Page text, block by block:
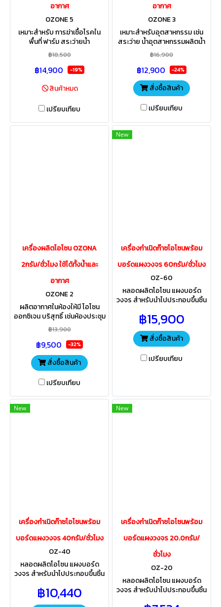
อากาศ
OZONE 5
เหมาะสำหรับ การฆ่าเชื้อโรคใน
พื้นที่ ฟาร์ม สระว่ายน้ำ
อุตสาหกรรมผลิตน้ำดื่ม
อุตสาหกรรมอาหาร เกษตร
แปรรูป โรงพยาบาล บำบัดน้ำเสีย
฿18,500
฿14,900 -19%
สินค้าหมด
เปรียบเทียบ
อากาศ
OZONE 3
เหมาะสำหรับอุตสาหกรรม เช่น
สระว่าย น้ำอุตสาหกรรมผลิตน้ำ
ดื่ม อุตสาหกรรมอาหาร เกษตร
แปรรูป อุตสาหกรรมซักอบรีด
ห้องแลป โรงพยาบาล
฿16,900
฿12,900 -24%
สั่งซื้อสินค้า
เปรียบเทียบ
เครื่องผลิตโอโซน OZONA
2กรัม/ชั่วโมง ใช้ได้ทั้งน้ำและ
อากาศ
OZONE 2
ผลิตอากาศในห้องให้มี โอโซน
ออกซิเจน บริสุทธิ์ เช่นห้องประชุม
ห้องนอน ห้องพัก อื่นๆ ผลิตน้ำให้มี
โอโซน ออกซิเจน บริสุทธิ์ ระบบ
บำบัดน้ำ
฿13,900
฿9,500 -32%
สั่งซื้อสินค้า
เปรียบเทียบ
New
เครื่องกำเนิดก๊าซโอโซนพร้อม
บอร์ดแผงวงจร 60กรัม/ชั่วโมง
OZ-60
หลอดผลิตโอโซน แผงบอร์ด
วงจร สำหรับนำไปประกอบขึ้นชิ้น
สระว่ายน้ำอากาศฆ่าเชื้อโรคในน้ำ
ในพื้นที่นั้นๆ
฿15,900
สั่งซื้อสินค้า
เปรียบเทียบ
New
เครื่องกำเนิดก๊าซโอโซนพร้อม
บอร์ดแผงวงจร 40กรัม/ชั่วโมง
OZ-40
หลอดผลิตโอโซน แผงบอร์ด
วงจร สำหรับนำไปประกอบขึ้นชิ้น
สระว่ายน้ำอากาศฆ่าเชื้อโรคในน้ำ
ในพื้นที่นั้นๆ
฿10,440
New
เครื่องกำเนิดก๊าซโอโซนพร้อม
บอร์ดแผงวงจร 20.0กรัม/
ชั่วโมง
OZ-20
หลอดผลิตโอโซน แผงบอร์ด
วงจร สำหรับนำไปประกอบขึ้นชิ้น